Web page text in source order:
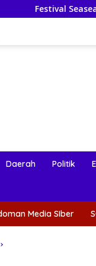
2026:
Daerah Politik
Media SIber